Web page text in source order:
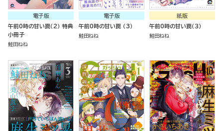
電子版
午前0時の甘い罠（2） 特典
小冊子
鮭田ねね
電子版
午前0時の甘い罠 （3）
鮭田ねね
紙版
午前0時の甘い罠（３）
鮭田ねね